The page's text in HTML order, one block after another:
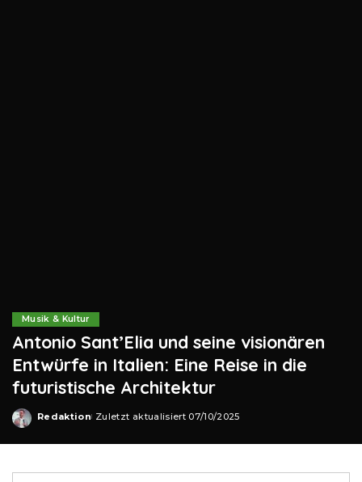
Musik & Kultur
Antonio Sant’Elia und seine visionären
Entwürfe in Italien: Eine Reise in die
futuristische Architektur
Posted
Redaktion Zuletzt aktualisiert 07/10/2025